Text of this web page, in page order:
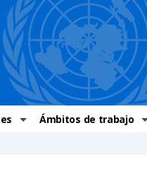
Ámbitos de trabajo